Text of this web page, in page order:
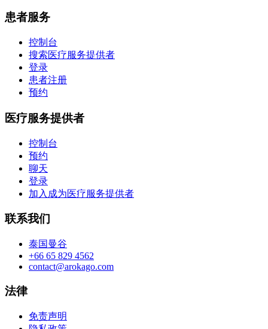
患者服务
控制台
搜索医疗服务提供者
登录
患者注册
预约
医疗服务提供者
控制台
预约
聊天
登录
加入成为医疗服务提供者
联系我们
泰国曼谷
+66 65 829 4562
contact@arokago.com
法律
免责声明